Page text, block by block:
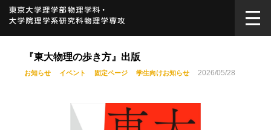
『東大物理の歩き方』出版
お知らせ イベント 固定ページ 学生向けお知らせ 2026/05/28